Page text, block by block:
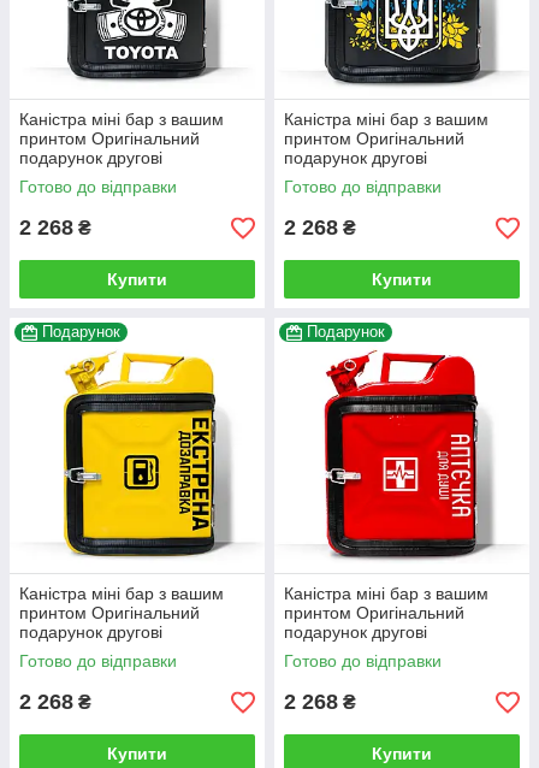
Каністра міні бар з вашим
принтом Оригінальний
подарунок другові
автовласнику автолюбителю
для гаража
Готово до відправки
2 268 ₴
Купити
Каністра міні бар з вашим
принтом Оригінальний
подарунок другові
автовласнику автолюбителю
для гаража
Готово до відправки
2 268 ₴
Купити
Подарунок
Каністра міні бар з вашим
принтом Оригінальний
подарунок другові
автовласнику автолюбителю
для гаража
Готово до відправки
2 268 ₴
Купити
Подарунок
Каністра міні бар з вашим
принтом Оригінальний
подарунок другові
автовласнику автолюбителю
для гаража
Готово до відправки
2 268 ₴
Купити